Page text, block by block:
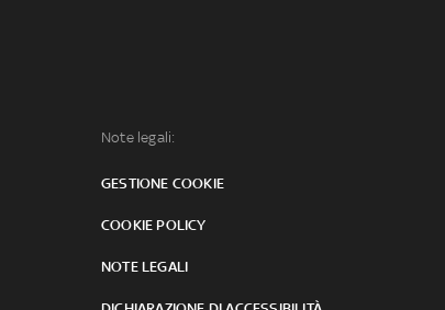
Note legali:
GESTIONE COOKIE
COOKIE POLICY
NOTE LEGALI